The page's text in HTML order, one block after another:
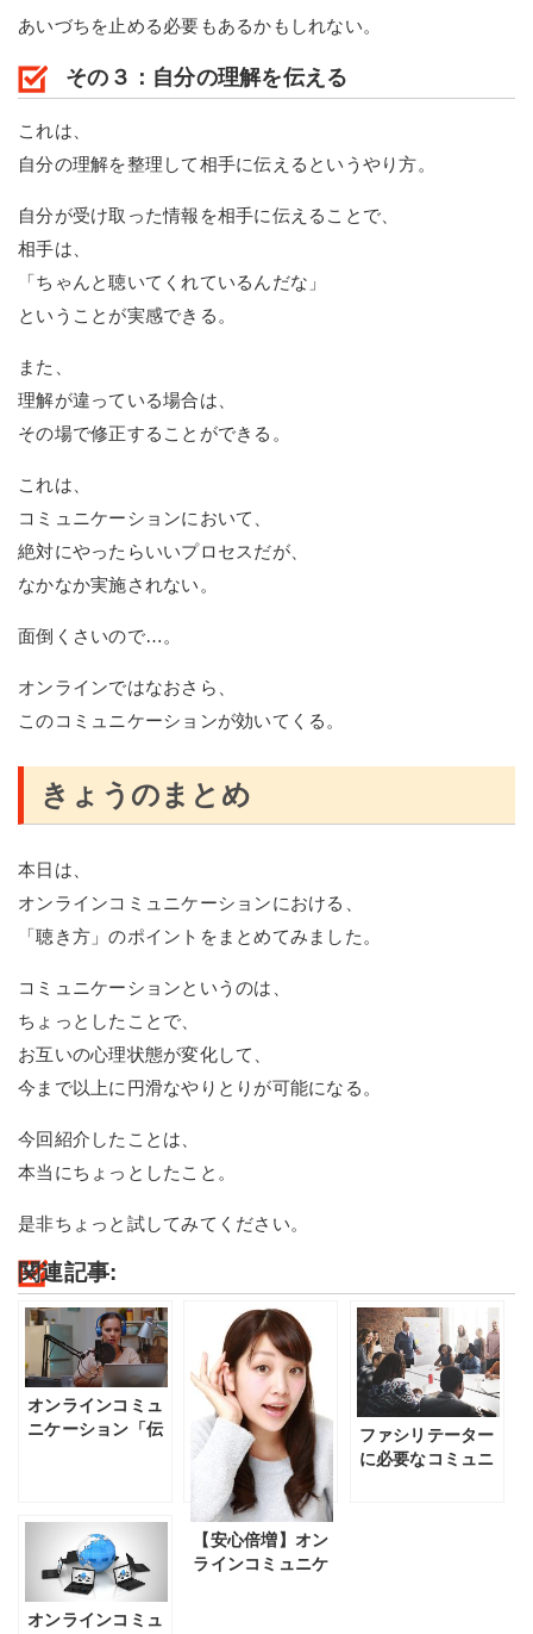
あいづちを止める必要もあるかもしれない。
その３：自分の理解を伝える
これは、
自分の理解を整理して相手に伝えるというやり方。
自分が受け取った情報を相手に伝えることで、
相手は、
「ちゃんと聴いてくれているんだな」
ということが実感できる。
また、
理解が違っている場合は、
その場で修正することができる。
これは、
コミュニケーションにおいて、
絶対にやったらいいプロセスだが、
なかなか実施されない。
面倒くさいので…。
オンラインではなおさら、
このコミュニケーションが効いてくる。
きょうのまとめ
本日は、
オンラインコミュニケーションにおける、
「聴き方」のポイントをまとめてみました。
コミュニケーションというのは、
ちょっとしたことで、
お互いの心理状態が変化して、
今まで以上に円滑なやりとりが可能になる。
今回紹介したことは、
本当にちょっとしたこと。
是非ちょっと試してみてください。
関連記事:
オンラインコミュ
ニケーション「伝
【安心倍増】オン
ラインコミュニケ
ファシリテーター
に必要なコミュニ
オンラインコミュ